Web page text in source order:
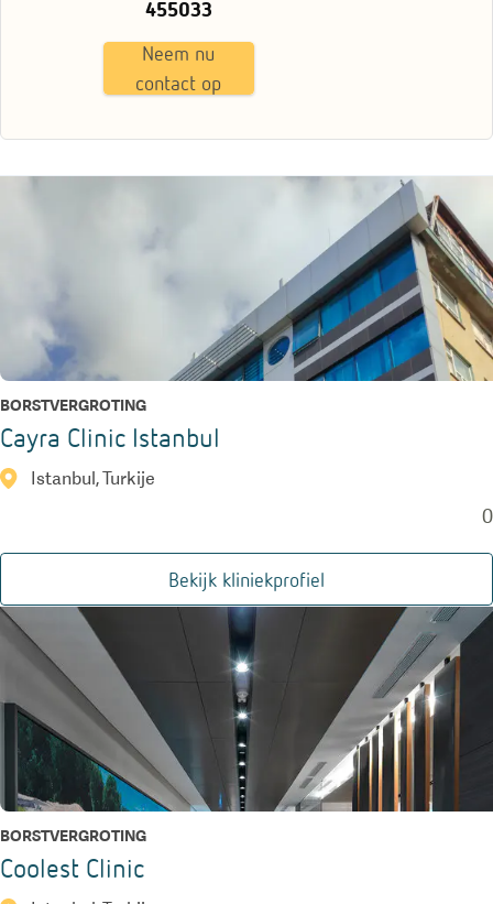
455033
Neem nu
contact op
BORSTVERGROTING
Cayra Clinic Istanbul
Istanbul, Turkije
0
Bekijk kliniekprofiel
BORSTVERGROTING
Coolest Clinic